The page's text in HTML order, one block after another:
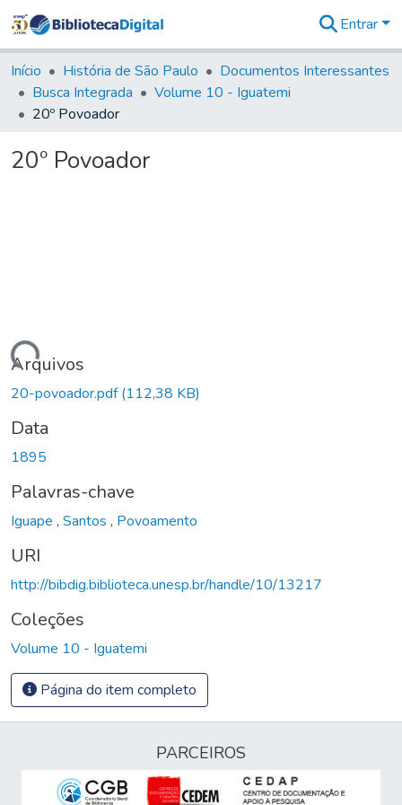
&
Coleções
Tudo na
Entrar
Início História de São Paulo
Documentos Interessantes
Busca Integrada
Volume 10 - Iguatemi
20º Povoador
20º Povoador
Arquivos
20-povoador.pdf(112,38 KB)
Data
1895
Palavras-chave
Iguape , Santos , Povoamento
URI
http://bibdig.biblioteca.unesp.br/handle/10/13217
Coleções
Volume 10 - Iguatemi
Página do item completo
PARCEIROS